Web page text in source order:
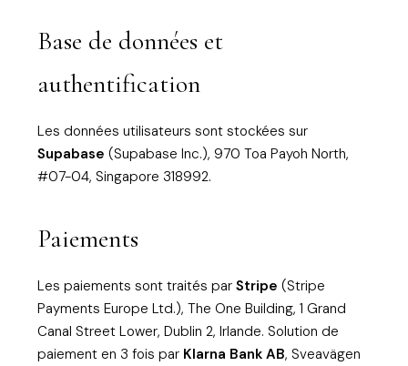
Base de données et
authentification
Les données utilisateurs sont stockées sur
Supabase (Supabase Inc.), 970 Toa Payoh North,
#07-04, Singapore 318992.
Paiements
Les paiements sont traités par Stripe (Stripe
Payments Europe Ltd.), The One Building, 1 Grand
Canal Street Lower, Dublin 2, Irlande. Solution de
paiement en 3 fois par Klarna Bank AB, Sveavägen